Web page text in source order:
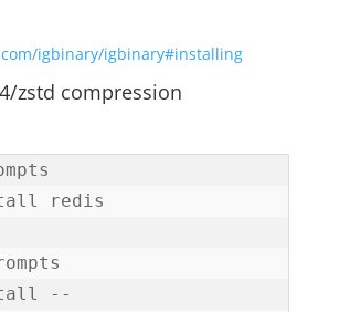
igbinary/igbinary#installing
zstd compression
redis
--